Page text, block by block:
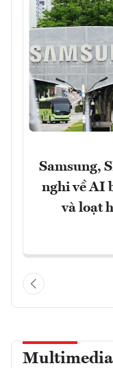
Samsung,
nghi về AI
và loạt
Multimedia